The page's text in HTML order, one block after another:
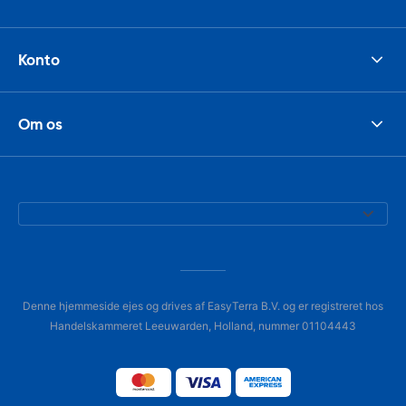
Konto
Om os
Denne hjemmeside ejes og drives af EasyTerra B.V. og er registreret hos
Handelskammeret Leeuwarden, Holland, nummer 01104443